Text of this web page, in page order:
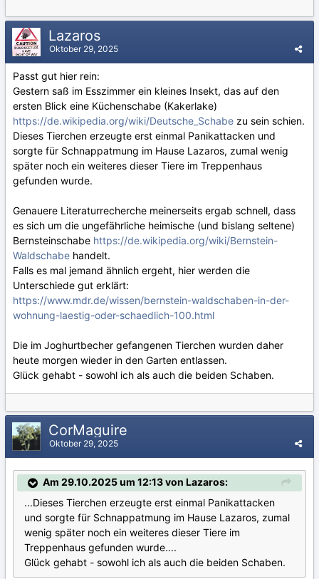
Lazaros
Oktober 29, 2025
Passt gut hier rein:
Gestern saß im Esszimmer ein kleines Insekt, das auf den
ersten Blick eine Küchenschabe (Kakerlake)
https://de.wikipedia.org/wiki/Deutsche_Schabe zu sein schien.
Dieses Tierchen erzeugte erst einmal Panikattacken und
sorgte für Schnappatmung im Hause Lazaros, zumal wenig
später noch ein weiteres dieser Tiere im Treppenhaus
gefunden wurde.
Genauere Literaturrecherche meinerseits ergab schnell, dass
es sich um die ungefährliche heimische (und bislang seltene)
Bernsteinschabe https://de.wikipedia.org/wiki/Bernstein-
Waldschabe handelt.
Falls es mal jemand ähnlich ergeht, hier werden die
Unterschiede gut erklärt:
https://www.mdr.de/wissen/bernstein-waldschaben-in-der-
wohnung-laestig-oder-schaedlich-100.html
Die im Joghurtbecher gefangenen Tierchen wurden daher
heute morgen wieder in den Garten entlassen.
Glück gehabt - sowohl ich als auch die beiden Schaben.
CorMaguire
Oktober 29, 2025
Am 29.10.2025 um 12:13 von Lazaros:
...Dieses Tierchen erzeugte erst einmal Panikattacken
und sorgte für Schnappatmung im Hause Lazaros, zumal
wenig später noch ein weiteres dieser Tiere im
Treppenhaus gefunden wurde....
Glück gehabt - sowohl ich als auch die beiden Schaben.